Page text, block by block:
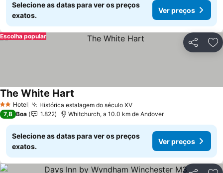
Selecione as datas para ver os preços
exatos.
Ver preços
Partilhar
Escolha popular
2 Estrelas
Hotel Histórica estalagem do século XVVer preços
The White Hart
7,8 Boa 1.822 Whitchurch, a 10.0 km de Andover
Selecione as datas para ver os preços
exatos.
Ver preços